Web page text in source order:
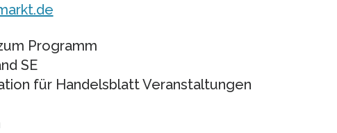
Programm
SE
für Handelsblatt Veranstaltungen